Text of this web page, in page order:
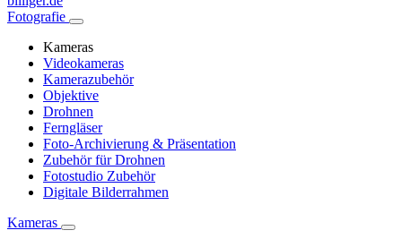
Fotografie
Kameras
Videokameras
Kamerazubehör
Objektive
Drohnen
Ferngläser
Foto-Archivierung & Präsentation
Zubehör für Drohnen
Fotostudio Zubehör
Digitale Bilderrahmen
Kameras